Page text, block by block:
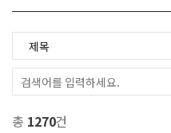
총 1270건